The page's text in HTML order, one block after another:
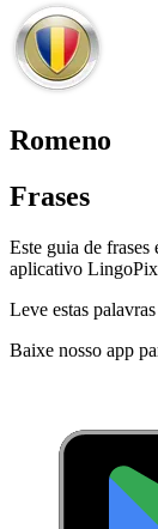
Romeno
Frases
Este guia de
aplicativo
Leve estas
Baixe nosso app